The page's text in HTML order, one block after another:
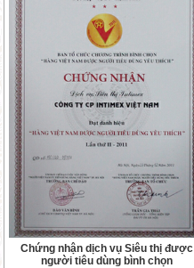
Chứng nhận dịch vụ Siêu thị được
người tiêu dùng bình chọn